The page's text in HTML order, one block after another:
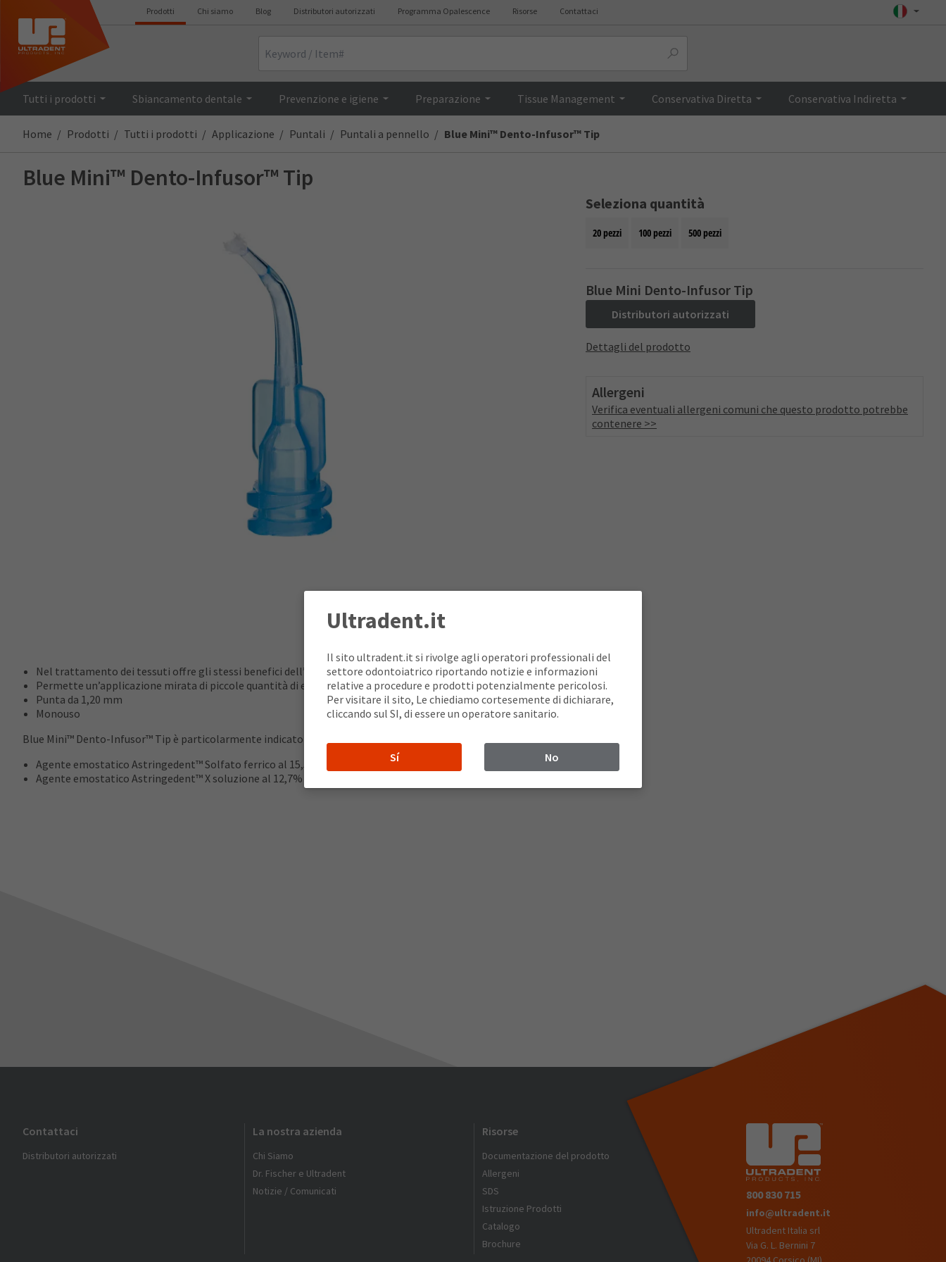
Prodotti Chi siamo Blog Distributori autorizzati Programma Opalescence Risorse Contattaci
Tutti i prodotti Sbiancamento dentale Prevenzione e igiene Preparazione Tissue Management Conservativa Diretta Conservativa Indiretta
Home Prodotti Tutti i prodotti Applicazione Puntali Puntali a pennello Blue Mini™ Dento-Infusor™ Tip
Blue Mini™ Dento-Infusor™ Tip
Seleziona quantità
20 pezzi 100 pezzi 500 pezzi
Blue Mini Dento-Infusor Tip
Distributori autorizzati
Dettagli del prodotto
Allergeni
Verifica eventuali allergeni comuni che questo prodotto potrebbe
contenere >>
Nel trattamento dei tessuti offre gli stessi benefici dell’applicatore Dento-Infusor™ tip in metallo
Permette un’applicazione mirata di piccole quantità di emostatico
Punta da 1,20 mm
Monouso
Blue Mini™ Dento-Infusor™ Tip è particolarmente indicato per l’applicazione di:
Agente emostatico Astringedent™ Solfato ferrico al 15,5%
Agente emostatico Astringedent™ X soluzione al 12,7% di ioni di ferro
Contattaci
Distributori autorizzati
La nostra azienda
Chi Siamo
Dr. Fischer e Ultradent
Notizie / Comunicati
Risorse
Documentazione del prodotto
Allergeni
SDS
Istruzione Prodotti
Catalogo
Brochure
800 830 715
info@ultradent.it
Ultradent Italia srl
Via G. L. Bernini 7
Ultradent.it
Il sito ultradent.it si rivolge agli operatori professionali del
settore odontoiatrico riportando notizie e informazioni
relative a procedure e prodotti potenzialmente pericolosi.
Per visitare il sito, Le chiediamo cortesemente di dichiarare,
cliccando sul SI, di essere un operatore sanitario.
Sí No